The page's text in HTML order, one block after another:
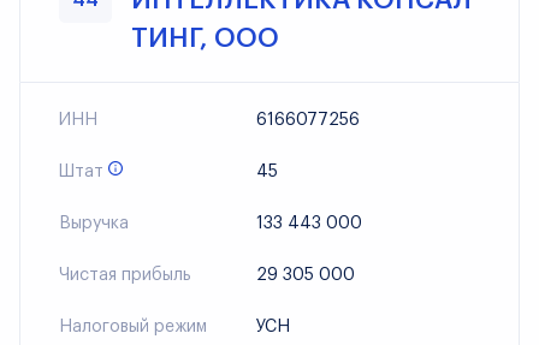
ТИНГ, ООО
ИНН 6166077256
Штат 45
Выручка 133 443 000
Чистая прибыль 29 305 000
Налоговый режим УСН